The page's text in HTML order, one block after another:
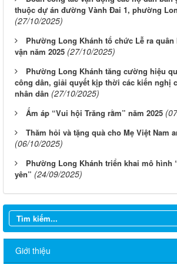
thuộc dự án đường Vành Đai 1, phường
(27/10/2025)
Phường Long Khánh tổ chức Lễ ra quân
vận năm 2025 (27/10/2025)
Phường Long Khánh tăng cường hiệu
công dân, giải quyết kịp thời các kiến nghị
nhân dân (27/10/2025)
Ấm áp “Vui hội Trăng rằm” năm 2025
Thăm hỏi và tặng quà cho Mẹ Việt Nam
(06/10/2025)
Phường Long Khánh triển khai mô hình
yên” (24/09/2025)
Giới thiệu